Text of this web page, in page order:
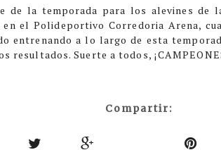
la temporada para los alevines de
el Polideportivo Corredoria Arena,
entrenando a lo largo de esta
resultados. Suerte a todos,
Compartir: